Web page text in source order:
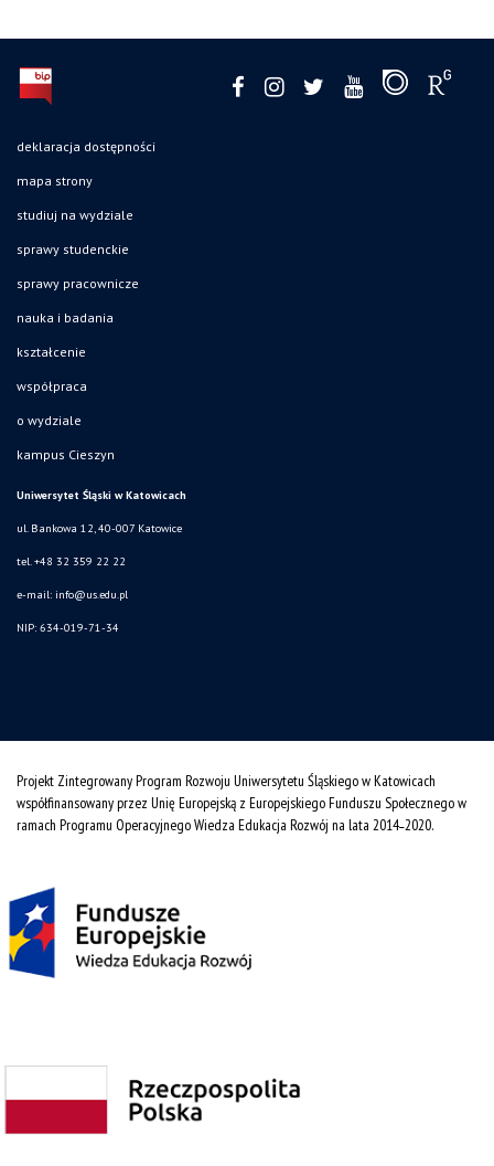
deklaracja dostępności
mapa strony
studiuj na wydziale
sprawy studenckie
sprawy pracownicze
nauka i badania
kształcenie
współpraca
o wydziale
kampus Cieszyn
Uniwersytet Śląski w Katowicach
ul. Bankowa 12, 40-007 Katowice
tel. +48 32 359 22 22
e-mail: info@us.edu.pl
NIP: 634-019-71-34
Projekt Zintegrowany Program Rozwoju Uniwersytetu Śląskiego w Katowicach
współfinansowany przez Unię Europejską z Europejskiego Funduszu Społecznego w
ramach Programu Operacyjnego Wiedza Edukacja Rozwój na lata 2014˗2020.